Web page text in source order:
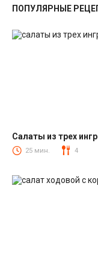
ПОПУЛЯРНЫЕ
Салаты
Салаты из трех
25 мин. 4